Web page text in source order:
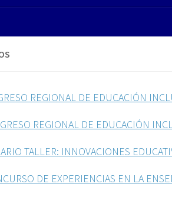
REGIONAL DE EDUCACIÓN
REGIONAL DE EDUCACIÓN
TALLER: INNOVACIONES
DE EXPERIENCIAS EN LA